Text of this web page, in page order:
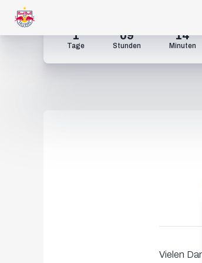
1
Tage
09
Stunden
14
Minuten
Vielen